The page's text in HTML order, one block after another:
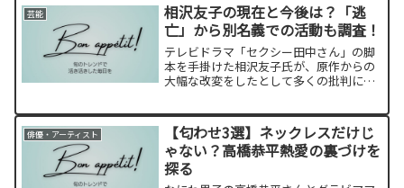
芸能
相沢友子の現在と今後は？「逃
亡」から別名義での活動も調査！
テレビドラマ「セクシー田中さん」の脚
本を手掛けた相沢友子氏が、原作からの
大幅な改変をしたとして多くの批判にさ
沢友子氏の現在の活動や、別名義での活
動について調査しました。
俳優・アーティスト
【匂わせ3選】ネックレスだけじ
ゃない？高橋恭平熱愛の裏づけを
探る